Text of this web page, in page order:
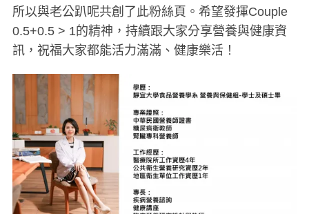
r
所以與老公趴呢共創了此粉絲頁。希望發揮Couple
0.5+0.5 > 1的精神，持續跟大家分享營養與健康資
訊，祝福大家都能活力滿滿、健康樂活！